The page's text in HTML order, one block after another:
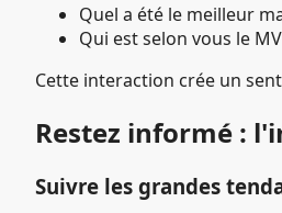
Quel a été le meilleur
Qui est selon vous le
Cette interaction crée un
Restez informé :
Suivre les grandes